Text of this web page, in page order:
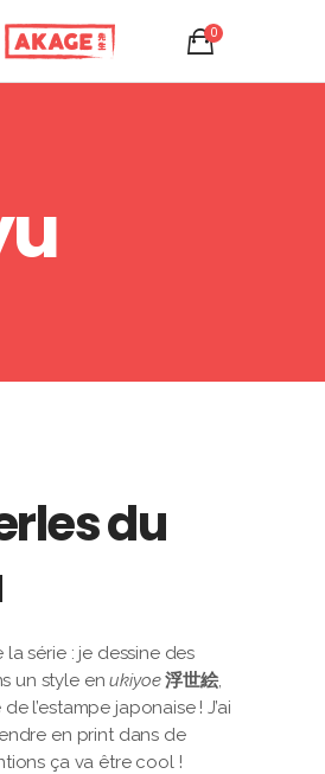
0
du
série : je dessine des
un style enukiyoe 浮世絵,
l’estampe japonaise ! J’ai
en print dans de
ça va être cool !